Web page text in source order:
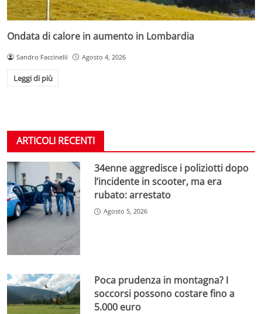
Ondata di calore in aumento in Lombardia
Sandro Faccinelli Agosto 4, 2026
Leggi di più
ARTICOLI RECENTI
34enne aggredisce i poliziotti dopo
l’incidente in scooter, ma era
rubato: arrestato
Agosto 5, 2026
Poca prudenza in montagna? I
soccorsi possono costare fino a
5.000 euro